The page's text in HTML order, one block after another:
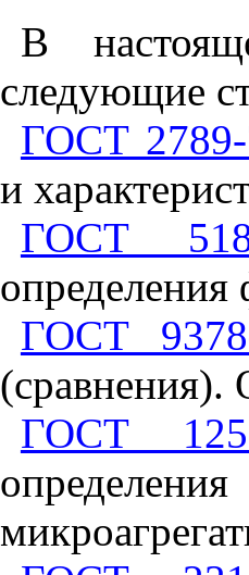
В
следующие
ГОСТ
и
ГОСТ
определения
ГОСТ
(сравнения).
ГОСТ